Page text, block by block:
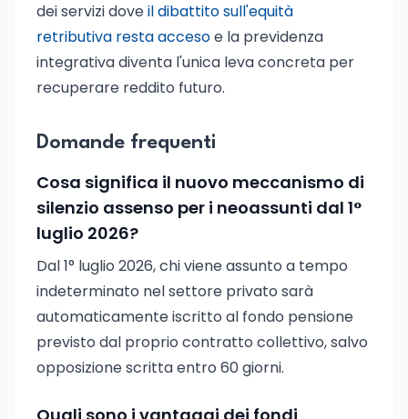
dei servizi doveil dibattito sull'equità
retributiva resta accesoe la previdenza
integrativa diventa l'unica leva concreta per
recuperare reddito futuro.
Domande frequenti
Cosa significa il nuovo meccanismo di
silenzio assenso per i neoassunti dal 1°
luglio 2026?
Dal 1° luglio 2026, chi viene assunto a tempo
indeterminato nel settore privato sarà
automaticamente iscritto al fondo pensione
previsto dal proprio contratto collettivo, salvo
opposizione scritta entro 60 giorni.